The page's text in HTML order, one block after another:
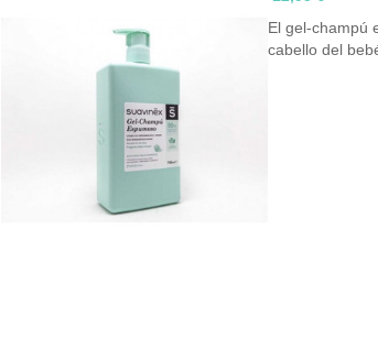
El gel-champú
cabello del